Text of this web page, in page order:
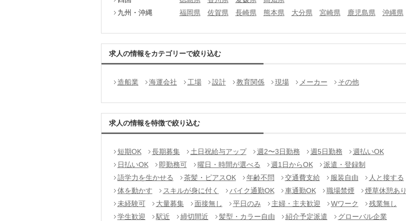
九州・沖縄
福岡県 佐賀県 長崎県 熊本県 大分県 宮崎県 鹿児島県 沖縄県
求人の情報をカテゴリーで絞り込む
造船業 海運会社 工場 設計 教育関係 現場 メーカー その他
求人の情報を特徴で絞り込む
短期OK 長期募集 土日祝給与アップ 週2〜3日勤務 週5日勤務
週払いOK
日払いOK
即勤務可 曜日・時間が選べる 週1日からOK
派遣・登録制
語学力を生かせる
茶髪・ピアスOK 年齢不問 交通費支給 服装自由
人と接する
体を動かす
スキルが身に付く バイク通勤OK 車通勤OK 職場禁煙
煙草休憩あり
未経験可
大量募集 面接無し 平日のみ 主婦・主夫歓迎 Wワーク
残業無し
学生歓迎
駅近 締切間近 髪型・カラー自由 紹介予定派遣
グローバル企業